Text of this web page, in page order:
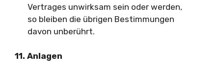
Vertrages unwirksam sein oder werden,
so bleiben die übrigen Bestimmungen
davon unberührt.
11. Anlagen